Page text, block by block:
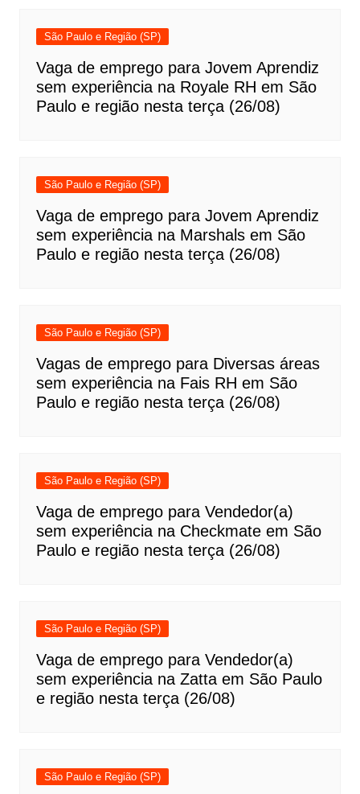
São Paulo e Região (SP)
Vaga de emprego para Jovem Aprendiz
sem experiência na Royale RH em São
Paulo e região nesta terça (26/08)
São Paulo e Região (SP)
Vaga de emprego para Jovem Aprendiz
sem experiência na Marshals em São
Paulo e região nesta terça (26/08)
São Paulo e Região (SP)
Vagas de emprego para Diversas áreas
sem experiência na Fais RH em São
Paulo e região nesta terça (26/08)
São Paulo e Região (SP)
Vaga de emprego para Vendedor(a)
sem experiência na Checkmate em São
Paulo e região nesta terça (26/08)
São Paulo e Região (SP)
Vaga de emprego para Vendedor(a)
sem experiência na Zatta em São Paulo
e região nesta terça (26/08)
São Paulo e Região (SP)